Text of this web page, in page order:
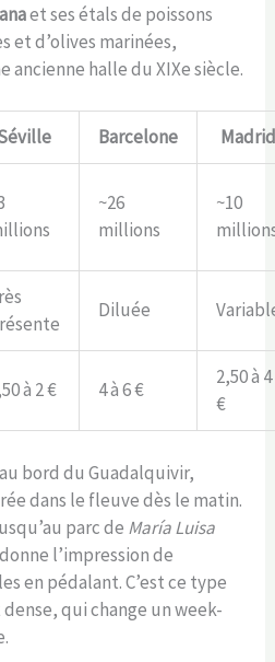
et ses étals de poissons
et d’olives marinées,
ancienne halle du XIXe siècle.
Barcelone
~26
millions
~10
Diluée
à 2 € 4 à 6 €
2,50 à 4
€
bord du Guadalquivir,
dans le fleuve dès le matin.
parc de María Luisa
l’impression de
en pédalant. C’est ce type
qui change un week-